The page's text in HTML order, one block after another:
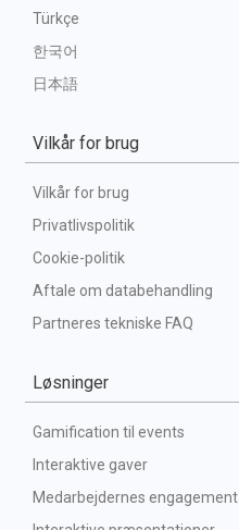
Türkçe
한국어
日本語
Vilkår for brug
Vilkår for brug
Privatlivspolitik
Cookie-politik
Aftale om databehandling
Partneres tekniske FAQ
Løsninger
Gamification til events
Interaktive gaver
Medarbejdernes engagement